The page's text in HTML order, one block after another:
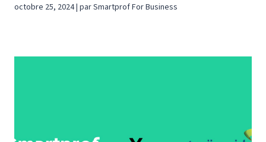
octobre 25, 2024 | par Smartprof For Business